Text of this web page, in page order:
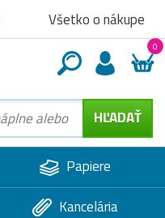
Všetko o nákupe
0
Papiere
Kancelária